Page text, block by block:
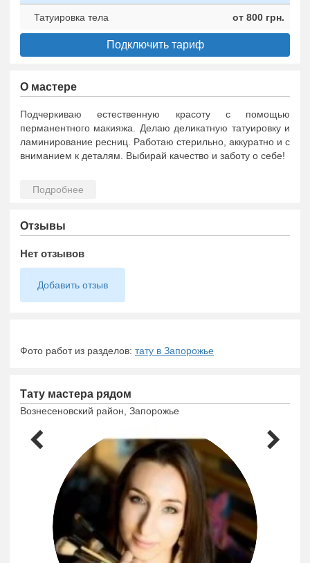
Татуировка тела от 800 грн.
Подключить тариф
О мастере
Подчеркиваю естественную красоту с помощью
перманентного макияжа. Делаю деликатную татуировку и
ламинирование ресниц. Работаю стерильно, аккуратно и с
вниманием к деталям. Выбирай качество и заботу о себе!
Отзывы
Нет отзывов
Добавить отзыв
Фото работ из разделов: тату в Запорожье
Тату мастера рядом
Вознесеновский район, Запорожье